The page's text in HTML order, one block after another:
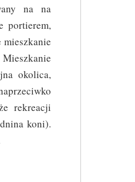
na na
portierem,
okolica,
rekreacji
koni).